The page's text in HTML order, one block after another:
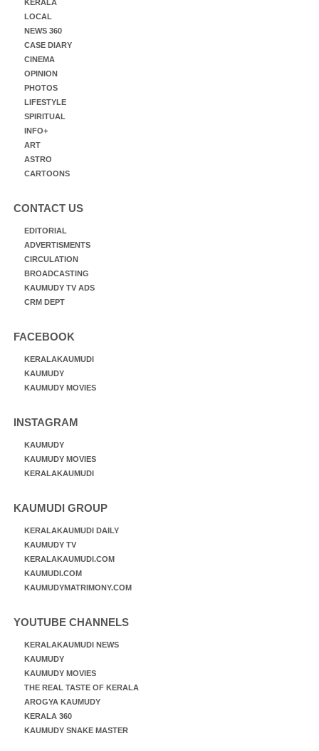
KERALA
LOCAL
NEWS 360
CASE DIARY
CINEMA
OPINION
PHOTOS
LIFESTYLE
SPIRITUAL
INFO+
ART
ASTRO
CARTOONS
CONTACT US
EDITORIAL
ADVERTISMENTS
CIRCULATION
BROADCASTING
KAUMUDY TV ADS
CRM DEPT
FACEBOOK
KERALAKAUMUDI
KAUMUDY
KAUMUDY MOVIES
INSTAGRAM
KAUMUDY
KAUMUDY MOVIES
KERALAKAUMUDI
KAUMUDI GROUP
KERALAKAUMUDI DAILY
KAUMUDY TV
KERALAKAUMUDI.COM
KAUMUDI.COM
KAUMUDYMATRIMONY.COM
YOUTUBE CHANNELS
KERALAKAUMUDI NEWS
KAUMUDY
KAUMUDY MOVIES
THE REAL TASTE OF KERALA
AROGYA KAUMUDY
KERALA 360
KAUMUDY SNAKE MASTER